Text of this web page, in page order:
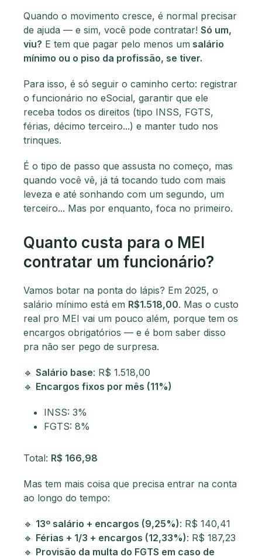
Quando o movimento cresce, é normal precisar
de ajuda — e sim, você pode contratar! Só um,
viu? E tem que pagar pelo menos um salário
mínimo ou o piso da profissão, se tiver.
Para isso, é só seguir o caminho certo: registrar
o funcionário no eSocial, garantir que ele
receba todos os direitos (tipo INSS, FGTS,
férias, décimo terceiro...) e manter tudo nos
trinques.
É o tipo de passo que assusta no começo, mas
quando você vê, já tá tocando tudo com mais
leveza e até sonhando com um segundo, um
terceiro... Mas por enquanto, foca no primeiro.
Quanto custa para o MEI
contratar um funcionário?
Vamos botar na ponta do lápis? Em 2025, o
salário mínimo está em R$1.518,00. Mas o custo
real pro MEI vai um pouco além, porque tem os
encargos obrigatórios — e é bom saber disso
pra não ser pego de surpresa.
🔹 Salário base: R$ 1.518,00
🔹 Encargos fixos por mês (11%)
INSS: 3%
FGTS: 8%
Total: R$ 166,98
Mas tem mais coisa que precisa entrar na conta
ao longo do tempo:
🔹 13º salário + encargos (9,25%): R$ 140,41
🔹 Férias + 1/3 + encargos (12,33%): R$ 187,23
🔹 Provisão da multa do FGTS em caso de